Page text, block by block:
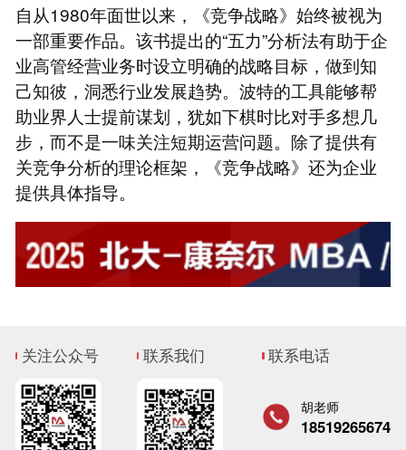
自从1980年面世以来，《竞争战略》始终被视为
一部重要作品。该书提出的“五力”分析法有助于企
业高管经营业务时设立明确的战略目标，做到知
己知彼，洞悉行业发展趋势。波特的工具能够帮
助业界人士提前谋划，犹如下棋时比对手多想几
步，而不是一味关注短期运营问题。除了提供有
关竞争分析的理论框架，《竞争战略》还为企业
提供具体指导。
关注公众号 联系我们 联系电话
胡老师
18519265674